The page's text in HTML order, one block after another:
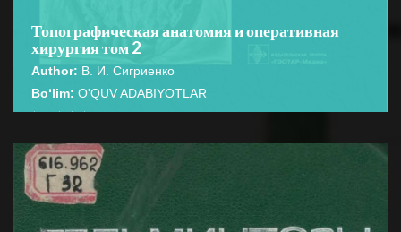
Топографическая анатомия и оперативная
хирургия том 2
Author: В. И. Сигриенко
Bo‘lim: O'QUV ADABIYOTLAR
☆
☆
☆
☆
☆
В учебнике представлены основные сведения по
топографической анатомии человеческого организма
и оперативной хирургии. ...
BATAFSIL...